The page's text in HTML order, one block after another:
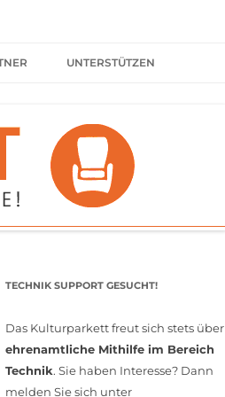
UNTERSTÜTZEN
SPENDEN
FÖRDERMITGLIED WERDEN
MITGLIEDSCHAFT
TECHNIK SUPPORT GESUCHT!
Das Kulturparkett freut sich stets über
ehrenamtliche Mithilfe im Bereich
Technik. Sie haben Interesse? Dann
melden Sie sich unter